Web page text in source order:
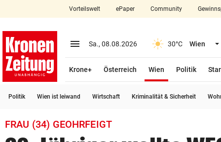
closeSchließen
account_circle Anmelden
arrow_right
bookmark
Vorteilswelt ePaper Community
menu Menü aufklappen
Sa., 08.08.2026 30°C Wien
Krone+ Österreich Wien
Politik
Politik Wien ist leiwand Wirtschaft Kriminalität & Sicherheit
FRAU (34) GEOHRFEIGT